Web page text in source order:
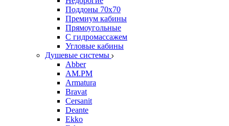
Поддоны 70x70
Премиум кабины
Прямоугольные
С гидромассажем
Угловые кабины
Душевые системы
Abber
AM.PM
Armatura
Bravat
Cersanit
Deante
Ekko